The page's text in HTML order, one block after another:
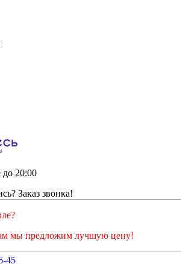
20:00
Заказ звонка!
мы предложим лучшую цену!
45